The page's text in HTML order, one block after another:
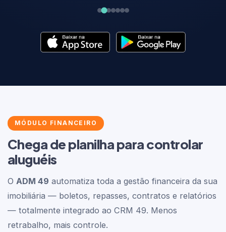
MÓDULO FINANCEIRO
Chega de planilha para controlar
aluguéis
O ADM 49 automatiza toda a gestão financeira da sua
imobiliária — boletos, repasses, contratos e relatórios
— totalmente integrado ao CRM 49. Menos
retrabalho, mais controle.